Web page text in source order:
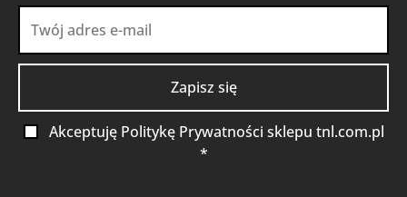
Akceptuję Politykę Prywatności sklepu tnl.com.pl
*